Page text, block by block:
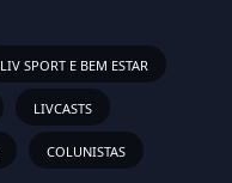
LIV SPORT E BEM ESTAR
LIVCASTS
COLUNISTAS